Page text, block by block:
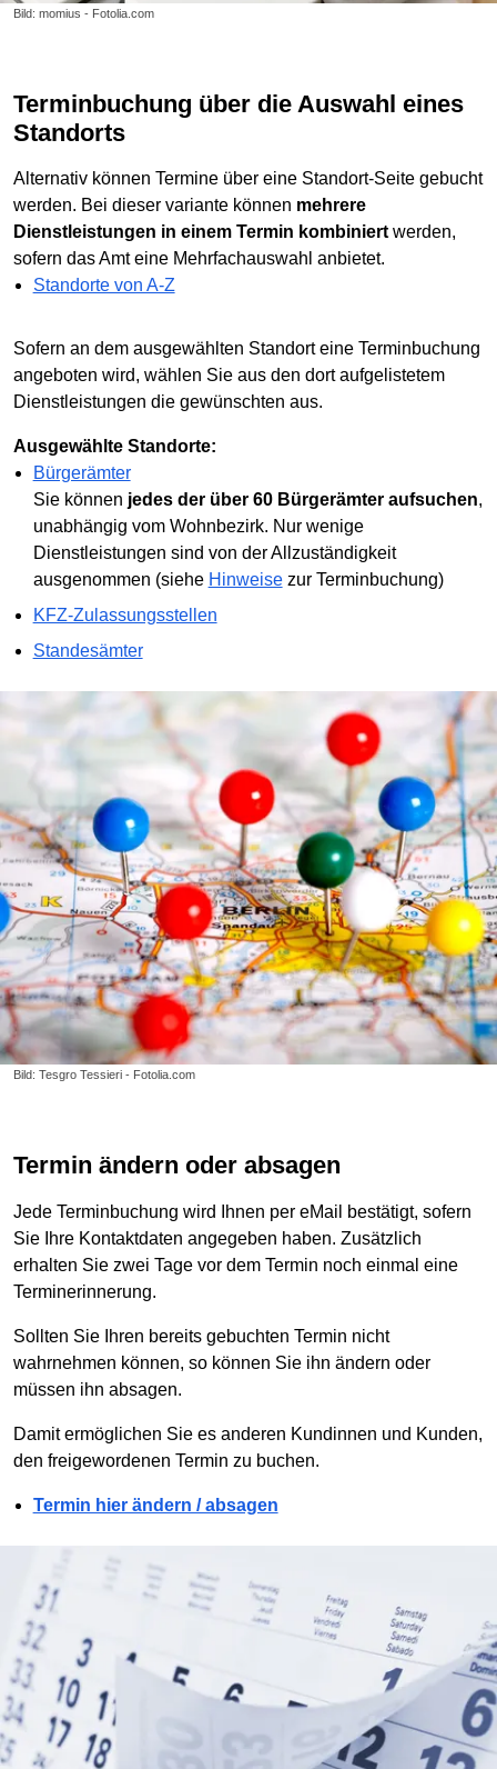
Bild: momius - Fotolia.com
Bild: Tesgro Tessieri - Fotolia.com
Terminbuchung über die Auswahl eines
Standorts
Alternativ können Termine über eine Standort-Seite gebucht
werden. Bei dieser variante können mehrere
Dienstleistungen in einem Termin kombiniert werden,
sofern das Amt eine Mehrfachauswahl anbietet.
Standorte von A-Z
Sofern an dem ausgewählten Standort eine Terminbuchung
angeboten wird, wählen Sie aus den dort aufgelistetem
Dienstleistungen die gewünschten aus.
Ausgewählte Standorte:
Bürgerämter
Sie können jedes der über 60 Bürgerämter aufsuchen,
unabhängig vom Wohnbezirk. Nur wenige
Dienstleistungen sind von der Allzuständigkeit
ausgenommen (siehe Hinweisezur Terminbuchung)
KFZ-Zulassungsstellen
Standesämter
Termin ändern oder absagen
Jede Terminbuchung wird Ihnen per eMail bestätigt, sofern
Sie Ihre Kontaktdaten angegeben haben. Zusätzlich
erhalten Sie zwei Tage vor dem Termin noch einmal eine
Terminerinnerung.
Sollten Sie Ihren bereits gebuchten Termin nicht
wahrnehmen können, so können Sie ihn ändern oder
müssen ihn absagen.
Damit ermöglichen Sie es anderen Kundinnen und Kunden,
den freigewordenen Termin zu buchen.
Termin hier ändern / absagen